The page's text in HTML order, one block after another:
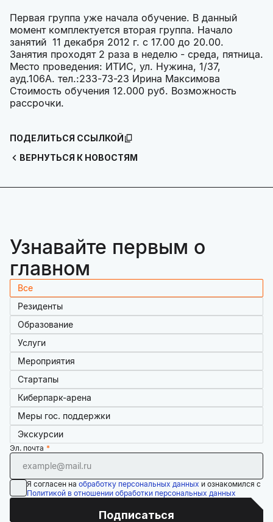
Первая группа уже начала обучение. В данный
момент комплектуется вторая группа. Начало
занятий 11 декабря 2012 г. с 17.00 до 20.00.
Занятия проходят 2 раза в неделю - среда, пятница.
Место проведения: ИТИС, ул. Нужина, 1/37,
ауд.106А. тел.:233-73-23 Ирина Максимова
Cтоимость обучения 12.000 руб. Возможность
рассрочки.
ВЕРНУТЬСЯ К НОВОСТЯМ
ПОДЕЛИТЬСЯ ССЫЛКОЙ
Узнавайте первым о
главном
Все
Резиденты
Образование
Услуги
Мероприятия
Стартапы
Киберпарк-арена
Меры гос. поддержки
Экскурсии
Эл. почта
Я согласен на обработку персональных данных и ознакомился с
Политикой в отношении обработки персональных данных
Подписаться